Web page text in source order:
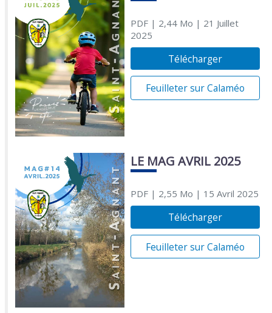
PDF| 2,44 Mo | 21 Juillet
2025
Télécharger
Feuilleter sur Calaméo
LE MAG AVRIL 2025
PDF| 2,55 Mo | 15 Avril 2025
Télécharger
Feuilleter sur Calaméo